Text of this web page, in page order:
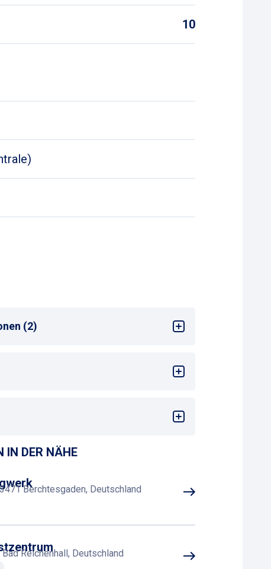
10
(2)
am Zahlautomaten
IN DER NÄHE
Berchtesgaden, Deutschland
Reichenhall, Deutschland